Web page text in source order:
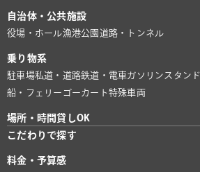
自治体・公共施設
役場・ホール漁港公園 道路・トンネル
乗り物系
駐車場私道・道路鉄道・電車 ガソリンスタンド
船・フェリー ゴーカート特殊車両
場所・時間貸しOK
こだわりで探す
料金・予算感